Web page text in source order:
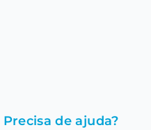
Precisa de ajuda?